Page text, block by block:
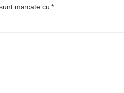
marcate cu *